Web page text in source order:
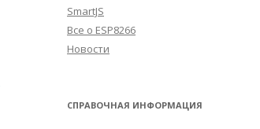
SmartJS
Все о ESP8266
Новости
СПРАВОЧНАЯ ИНФОРМАЦИЯ